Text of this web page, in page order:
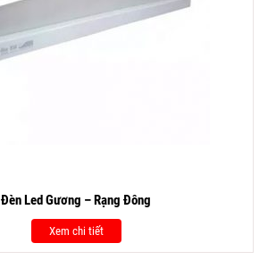
Đèn Led Gương – Rạng Đông
Xem chi tiết